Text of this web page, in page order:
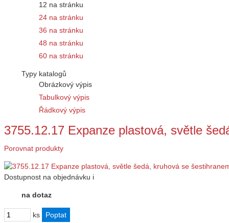
12 na stránku
24 na stránku
36 na stránku
48 na stránku
60 na stránku
Typy katalogů
Obrázkový výpis
Tabulkový výpis
Řádkový výpis
3755.12.17 Expanze plastová, světle
Porovnat produkty
Dostupnost na objednávku i
na dotaz
ks